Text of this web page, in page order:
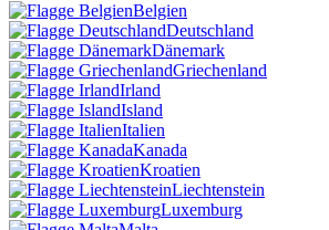
Belgien
Deutschland
Dänemark
Griechenland
Irland
Island
Italien
Kanada
Kroatien
Liechtenstein
Luxemburg